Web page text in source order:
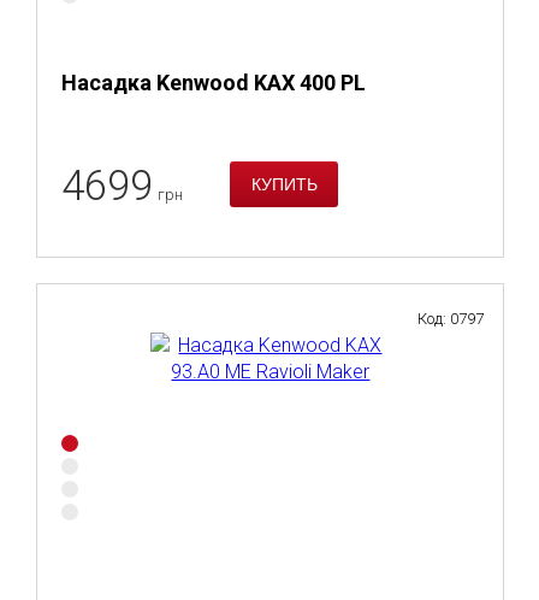
Насадка Kenwood KAX 400 PL
4699 грн
Код: 0797